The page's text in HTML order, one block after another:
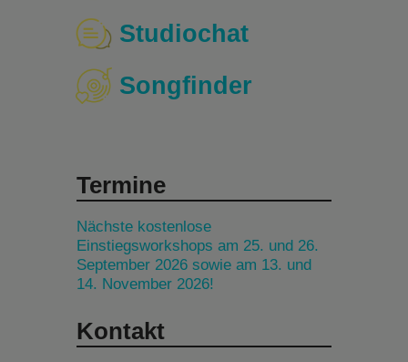
Studiochat
Songfinder
Termine
Nächste kostenlose
Einstiegsworkshops am 25. und 26.
September 2026 sowie am 13. und
14. November 2026!
Kontakt